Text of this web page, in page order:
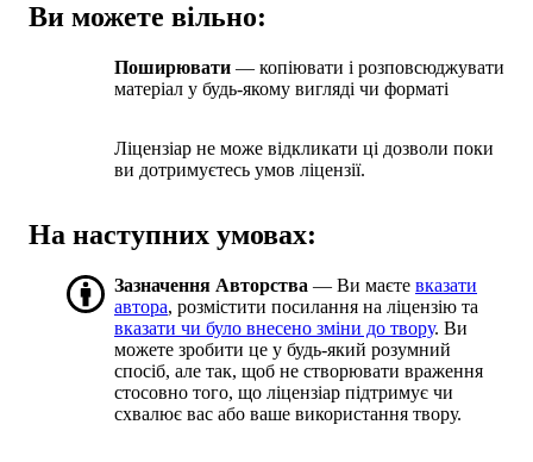
Ви можете вільно:
Поширювати — копіювати і розповсюджувати
матеріал у будь-якому вигляді чи форматі
Ліцензіар не може відкликати ці дозволи поки
ви дотримуєтесь умов ліцензії.
На наступних умовах:
Зазначення Авторства — Ви маєте вказати
автора, розмістити посилання на ліцензію та
вказати чи було внесено зміни до твору. Ви
можете зробити це у будь-який розумний
спосіб, але так, щоб не створювати враження
стосовно того, що ліцензіар підтримує чи
схвалює вас або ваше використання твору.